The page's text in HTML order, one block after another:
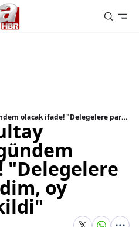
CHP’nin kurultay dosyasında gündem olacak ifade! "Delegelere para gönderdim, oy fotoğrafı çekildi"
"Delegelere
oy